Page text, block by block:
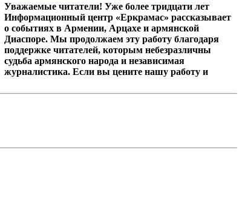
Уважаемые читатели! Уже более тридцати лет
Информационный центр «Еркрамас» рассказывает
о событиях в Армении, Арцахе и армянской
Диаспоре. Мы продолжаем эту работу благодаря
поддержке читателей, которым небезразличны
судьба армянского народа и независимая
журналистика. Если вы цените нашу работу и